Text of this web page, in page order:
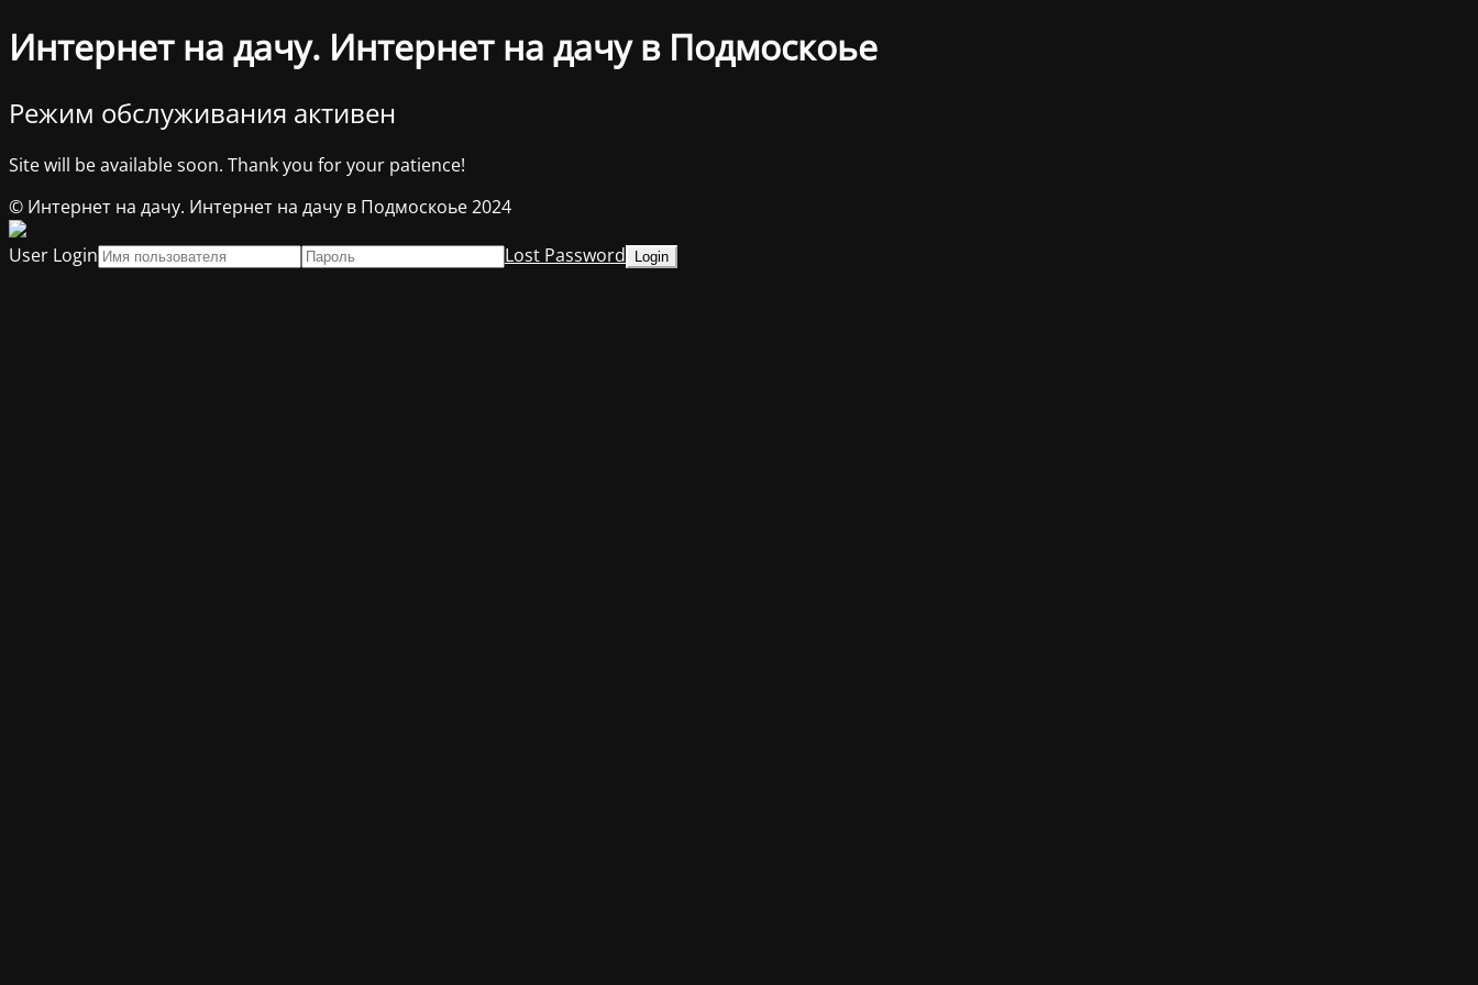
Интернет на дачу. Интернет на дачу в Подмоскоье
Режим обслуживания активен
Site will be available soon. Thank you for your patience!
© Интернет на дачу. Интернет на дачу в Подмоскоье 2024
User Login
Lost Password